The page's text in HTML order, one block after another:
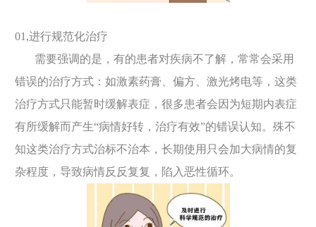
01,进行规范化治疗
需要强调的是，有的患者对疾病不了解，常常会采用
错误的治疗方式：如激素药膏、偏方、激光烤电等，这类
治疗方式只能暂时缓解表症，很多患者会因为短期内表症
有所缓解而产生“病情好转，治疗有效”的错误认知。殊不
知这类治疗方式治标不治本，长期使用只会加大病情的复
杂程度，导致病情反反复复，陷入恶性循环。